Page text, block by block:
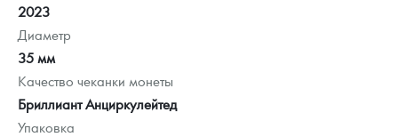
2023
Диаметр
35 мм
Качество чеканки монеты
Бриллиант Анциркулейтед
Упаковка